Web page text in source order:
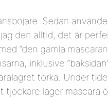
Sedan
den alltid, det är
”den gamla
inklusive
torka. Under
lager mascara